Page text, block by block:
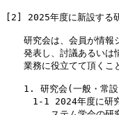
[2] 2025年度に新設する
研究会は、会員が情報シ
発表し、討議あるいは情
業務に役立てて頂くこと
1. 研究会(一般・常設)
1-1 2024年度に研究会